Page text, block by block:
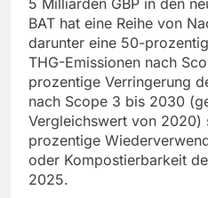
BAT hat eine Reihe von
darunter eine 50-
THG-Emissionen nach
prozentige Verringerung
nach Scope 3 bis 2030
Vergleichswert von 2020)
prozentige
oder Kompostierbarkeit
2025.